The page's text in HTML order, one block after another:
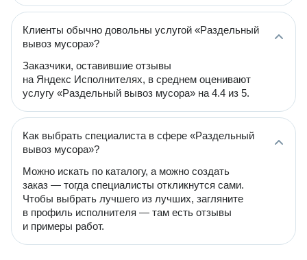
Клиенты обычно довольны услугой «Раздельный
вывоз мусора»?
Заказчики, оставившие отзывы
на Яндекс Исполнителях, в среднем оценивают
услугу «Раздельный вывоз мусора» на 4.4 из 5.
Как выбрать специалиста в сфере «Раздельный
вывоз мусора»?
Можно искать по каталогу, а можно создать
заказ — тогда специалисты откликнутся сами.
Чтобы выбрать лучшего из лучших, загляните
в профиль исполнителя — там есть отзывы
и примеры работ.